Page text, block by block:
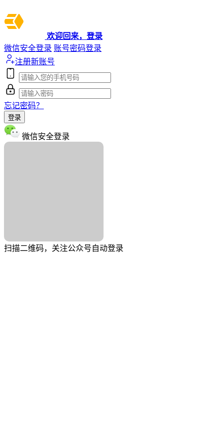
欢迎回来，登录
微信安全登录 账号密码登录
注册新账号
忘记密码？
登录
微信安全登录
扫描二维码，关注公众号自动登录